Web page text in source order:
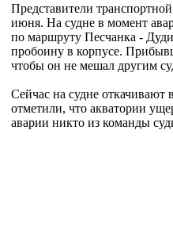
Представители
июня. На судне в момент
по маршруту Песчанка -
пробоину в корпусе.
чтобы он не мешал другим
Сейчас на судне откачивают
отметили, что акватории
аварии никто из команды